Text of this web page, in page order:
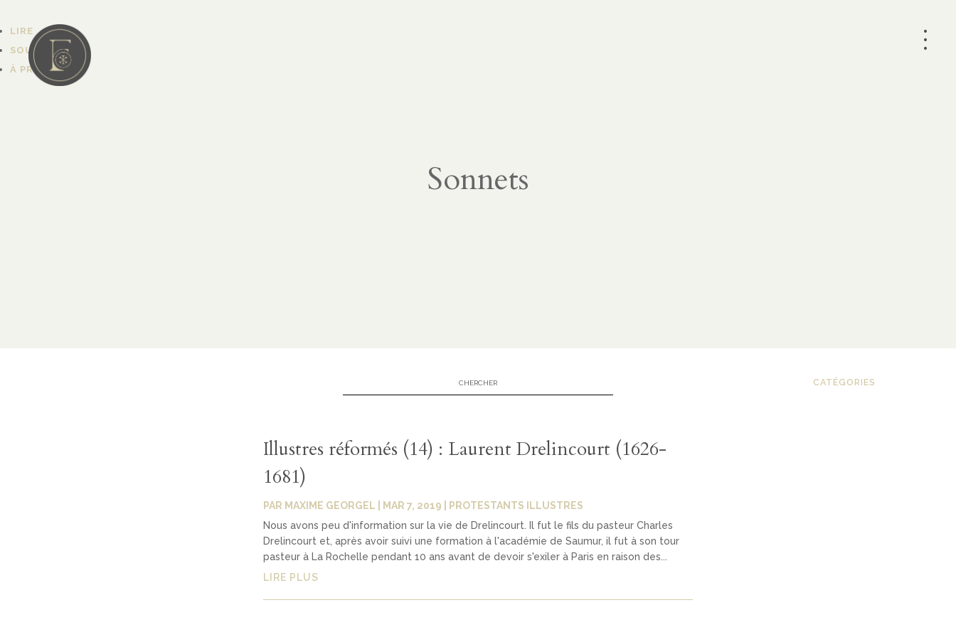
•••
LIRE
SOUTENIR
À PROPOS
Sonnets
CATÉGORIES
Illustres réformés (14) : Laurent Drelincourt (1626-
1681)
PAR MAXIME GEORGEL MAR 7, 2019
PROTESTANTS ILLUSTRES
Nous avons peu d'information sur la vie de Drelincourt. Il fut le fils du pasteur Charles
Drelincourt et, après avoir suivi une formation à l'académie de Saumur, il fut à son tour
pasteur à La Rochelle pendant 10 ans avant de devoir s'exiler à Paris en raison des...
LIRE PLUS